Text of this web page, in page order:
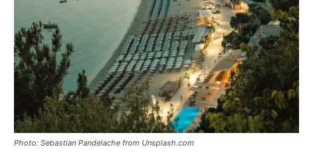
Photo: Sebastian Pandelache from Unsplash.com